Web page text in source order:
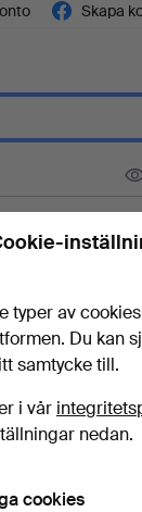
Skapa
Logga in
logga in via
Fortsätt med
typer av
Du kan
samtycke till.
i vår
nedan.
cookies